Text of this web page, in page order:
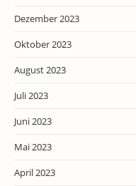
Dezember 2023
Oktober 2023
August 2023
Juli 2023
Juni 2023
Mai 2023
April 2023